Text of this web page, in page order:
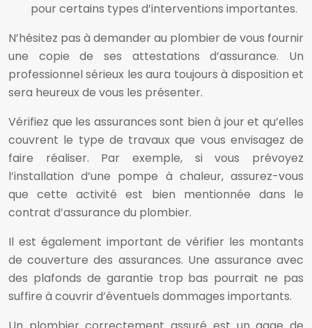
pour certains types d’interventions importantes.
N’hésitez pas à demander au plombier de vous fournir
une copie de ses attestations d’assurance. Un
professionnel sérieux les aura toujours à disposition et
sera heureux de vous les présenter.
Vérifiez que les assurances sont bien à jour et qu’elles
couvrent le type de travaux que vous envisagez de
faire réaliser. Par exemple, si vous prévoyez
l’installation d’une pompe à chaleur, assurez-vous
que cette activité est bien mentionnée dans le
contrat d’assurance du plombier.
Il est également important de vérifier les montants
de couverture des assurances. Une assurance avec
des plafonds de garantie trop bas pourrait ne pas
suffire à couvrir d’éventuels dommages importants.